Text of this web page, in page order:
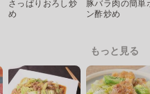
さっぱりおろし炒
め
豚バラ肉の簡単
ン酢炒め
もっと見る